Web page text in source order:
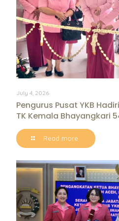
July 4, 2026
Pengurus Pusat YKB
TK Kemala Bhayangkari
Read more